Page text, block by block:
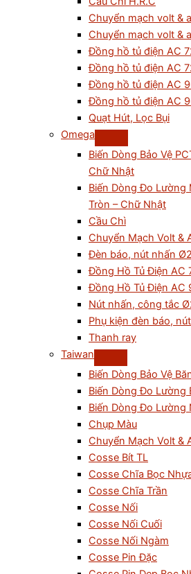
Chuyển mạch volt &
Chuyển mạch volt &
Đồng hồ tủ điện AC
Đồng hồ tủ điện AC
Đồng hồ tủ điện AC
Đồng hồ tủ điện AC
Quạt Hút, Lọc Bụi
Omega
Biến Dòng Bảo Vệ
Chữ Nhật
Biến Dòng Đo Lường
Tròn – Chữ Nhật
Cầu Chì
Chuyển Mạch Volt &
Đèn báo, nút nhấn
Đồng Hồ Tủ Điện AC
Đồng Hồ Tủ Điện AC
Nút nhấn, công tắc
Phụ kiện đèn báo,
Thanh ray
Taiwan
Biến Dòng Bảo Vệ
Biến Dòng Đo Lường
Biến Dòng Đo Lường
Chụp Màu
Chuyển Mạch Volt &
Cosse Bít TL
Cosse Chĩa Bọc
Cosse Chĩa Trần
Cosse Nối
Cosse Nối Cuối
Cosse Nối Ngàm
Cosse Pin Đặc